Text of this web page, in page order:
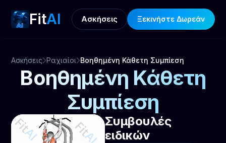
FitAI Ασκήσεις Ξεκινήστε Δωρεάν
Ασκήσεις Ραχιαίοι Βοηθημένη Κάθετη Συμπίεση
Βοηθημένη Κάθετη
Συμπίεση
Συμβουλές
ειδικών